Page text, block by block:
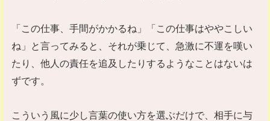
「この仕事、手間がかかるね」「この仕事はややこしい
ね」と言ってみると、それが乗じて、急激に不運を嘆い
たり、他人の責任を追及したりするようなことはないは
ずです。
こういう風に少し言葉の使い方を選ぶだけで、相手に与